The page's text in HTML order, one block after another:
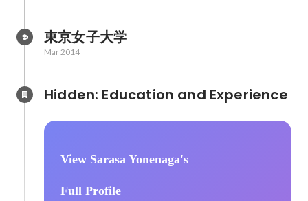
東京女子大学
Mar 2014
View Sarasa Yonenaga's
Full Profile